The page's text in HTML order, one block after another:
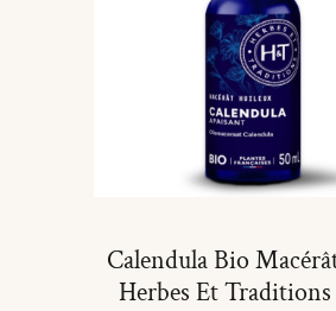
Calendula Bio
Herbes Et